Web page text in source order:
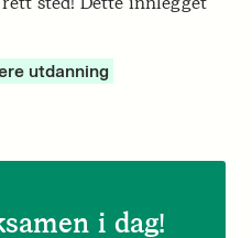
utdanning
i dag!